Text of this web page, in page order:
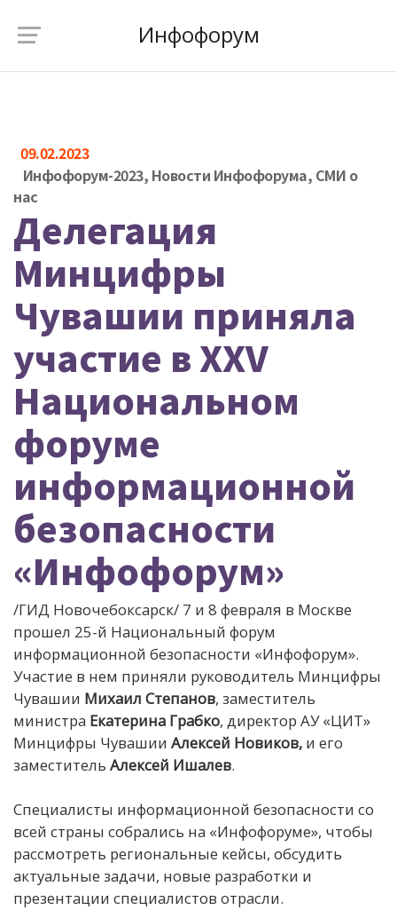
Инфофорум
09.02.2023
Инфофорум-2023, Новости Инфофорума, СМИ о
нас
Делегация
Минцифры
Чувашии приняла
участие в XXV
Национальном
форуме
информационной
безопасности
«Инфофорум»
/ГИД Новочебоксарск/ 7 и 8 февраля в Москве
прошел 25-й Национальный форум
информационной безопасности «Инфофорум».
Участие в нем приняли руководитель Минцифры
Чувашии Михаил Степанов, заместитель
министра Екатерина Грабко, директор АУ «ЦИТ»
Минцифры Чувашии Алексей Новиков, и его
заместитель Алексей Ишалев.
Специалисты информационной безопасности со
всей страны собрались на «Инфофоруме», чтобы
рассмотреть региональные кейсы, обсудить
актуальные задачи, новые разработки и
презентации специалистов отрасли.